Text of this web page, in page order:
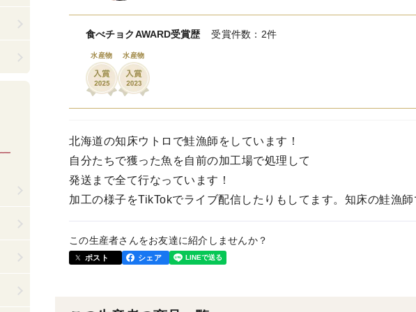
食べチョクAWARD受賞歴 受賞件数：2件
水産物 水産物
北海道の知床ウトロで鮭漁師をしています！
自分たちで獲った魚を自前の加工場で処理して
発送まで全て行なっています！
加工の様子をTikTokでライブ配信したりもしてます。知床の鮭漁師
この生産者さんをお友達に紹介しませんか？
ポスト シェア